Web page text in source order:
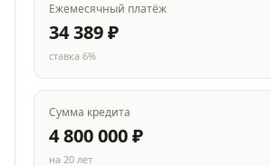
Ежемесячный платёж
34 389₽
ставка 6%
Сумма кредита
4 800 000₽
на 20 лет